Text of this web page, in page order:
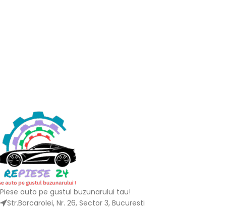
Piese auto pe gustul buzunarului tau!
Str.Barcarolei, Nr. 26, Sector 3, Bucuresti